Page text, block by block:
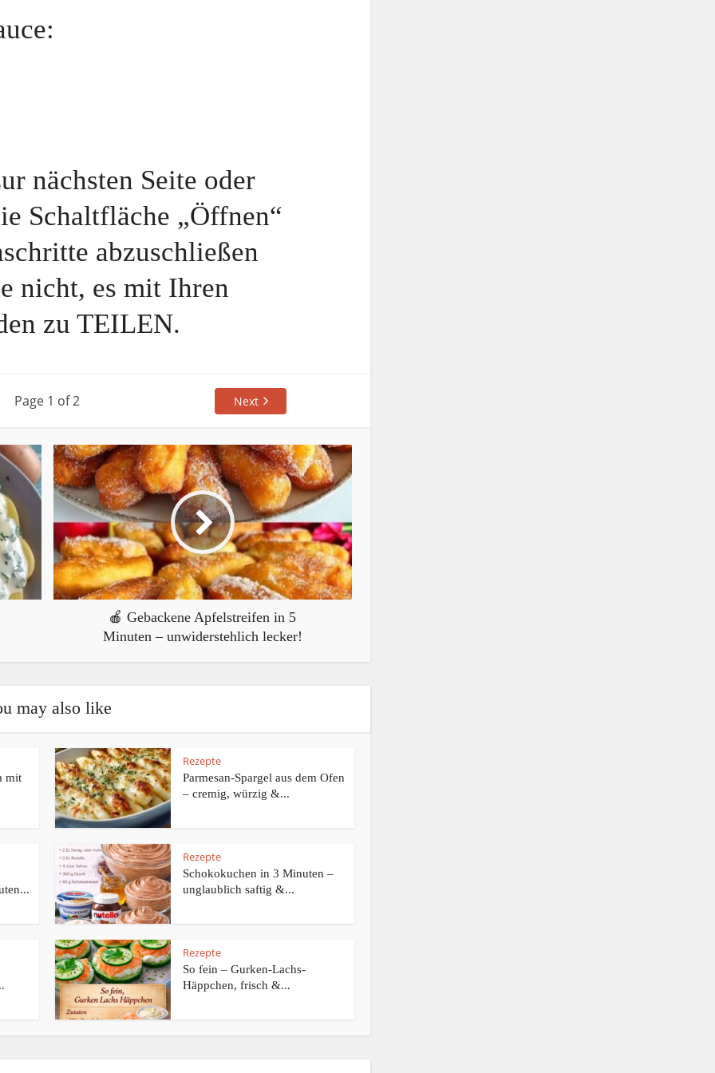
nächsten Seite oder
Schaltfläche „Öffnen“
abzuschließen
nicht, es mit Ihren
zu TEILEN.
Page 1 of 2 Next
🍎 Gebackene Apfelstreifen in 5
Minuten – unwiderstehlich lecker!
may also like
mit
Rezepte
Parmesan-Spargel aus dem Ofen
– cremig, würzig &...
Rezepte
Schokokuchen in 3 Minuten –
unglaublich saftig &...
Rezepte
So fein – Gurken-Lachs-
Häppchen, frisch &...